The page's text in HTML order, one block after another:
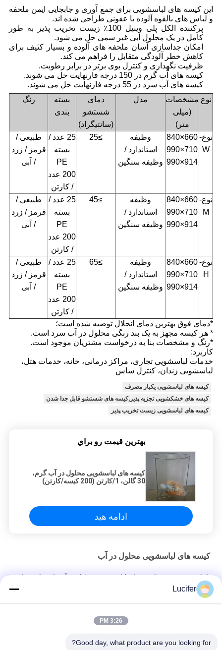
این کیسه های لباسشویی برای جمع آوری و جابجایی ایمن ملحفه
و لباس های بالقوه آلوده یا عفونی طراحی شده اند.
پرکننده الکل پلی وینیل 100٪ زیست تخریب پذیر به طور
کامل در یک محلول آبی غیر سمی حل می شود.
امکان جداسازی آسان ملحفه های آلوده و بسیار کثیف برای
کاهش خطر آلودگی متقابل را فراهم می کند.
ظرفیت نگهداری و کنترل بوی برتر در برابر رطوبت.
کیسه های آب گرم در 150 درجه فارنهایت حل می شوند.
کیسه های آب سرد در 55 درجه فارنهایت حل می شوند.
نوع مشخصات
(میلی
متر)
مدل
دمای
شستشو
(سانتیگراد)
بسته
بندی
رنگ
نوع-
W
660×840
710×990
914×990
وظیفه
استاندارد /
وظیفه سنگین
≥25
25 عدد /
بسته
PE
200 عدد
/ کارتن
طبیعی /
قرمز / زرد
/ آبی
نوع-
M
660×840
710×990
914×990
وظیفه
استاندارد /
وظیفه سنگین
≥45
25 عدد /
بسته
PE
200 عدد
/ کارتن
طبیعی /
قرمز / زرد
/ آبی
نوع-
H
660×840
710×990
914×990
وظیفه
استاندارد /
وظیفه سنگین
≥65
25 عدد /
بسته
PE
200 عدد
/ کارتن
طبیعی /
قرمز / زرد
/ آبی
*دمای فوق بهترین دمای انحلال توصیه شده است؛
* هر کیسه مجهز به یک بند رنگی محلول در آب سرد است.
*رنگ و مشخصات بنا به درخواست مشتریان موجود است.
کاربرد:
خدمات لباسشویی تجاری، مراکز درمانی، خانه، خدمات هتل،
لباسشویی زندان، کنترل ساس
کیسه های لباسشویی یکبار مصرف
کیسه های خشکشویی تجزیه پذیر,کیسه های شستشو قابل جدا شدن
کیسه های لباسشویی زیست تخریب پذیر
بهترين قيمت رو براي
کیسه های لباسشویی محلول در آب گرم،
30 گالن، 1/کارتن (200 کیسه/کارتن)
ادامه هید
کیسه های لباسشویی محلول در آب
یکبار مصرف قرمز کیسه های لباسشویی محلول در آب پلاستیکی برای
پزشکی / بیمارستان
کیسه های لباسشویی یکبار مصرف PVA محلول در آب ، کیسه های
Lucifer
3:26 PM
Good day, what product are you looking for?